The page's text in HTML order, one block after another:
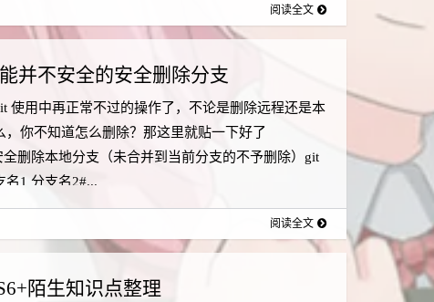
阅读全文
并不安全的安全删除分支
使用中再正常不过的操作了，不论是删除远程还是本
，你不知道怎么删除？那这里就贴一下好了
全删除本地分支（未合并到当前分支的不予删除）git
名1 分支名2#...
阅读全文
陌生知识点整理